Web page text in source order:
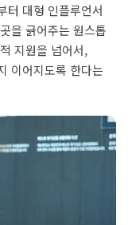
터 대형 인플루언서
을 긁어주는 원스톱
지원을 넘어서,
이어지도록 한다는